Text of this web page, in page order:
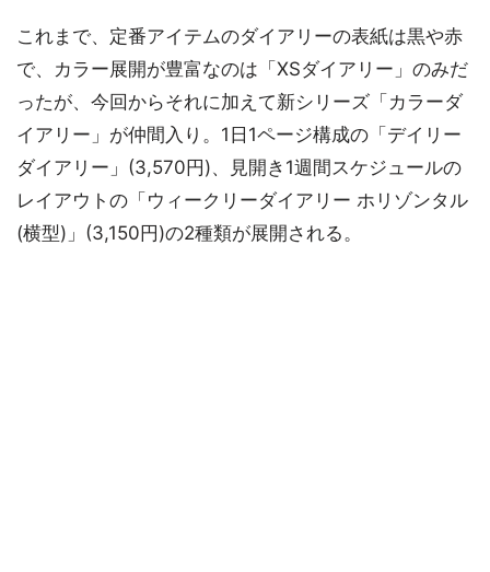
これまで、定番アイテムのダイアリーの表紙は黒や赤
で、カラー展開が豊富なのは「XSダイアリー」のみだ
ったが、今回からそれに加えて新シリーズ「カラーダ
イアリー」が仲間入り。1日1ページ構成の「デイリー
ダイアリー」(3,570円)、見開き1週間スケジュールの
レイアウトの「ウィークリーダイアリー ホリゾンタル
(横型)」(3,150円)の2種類が展開される。